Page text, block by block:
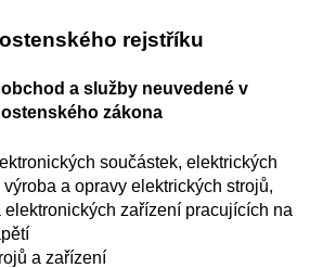
rejstříku
a služby neuvedené v
zákona
součástek, elektrických
a opravy elektrických strojů,
elektronických zařízení pracujících na
a zařízení